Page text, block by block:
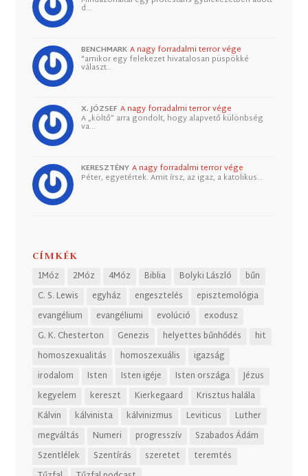
d…
BENCHMARK A nagy forradalmi terror vége
"amikor egy felekezet hivatalosan püspökké
választ…
X. JÓZSEF A nagy forradalmi terror vége
A „költő” arra gondolt, hogy alapvető különbség
va…
KERESZTÉNY A nagy forradalmi terror vége
Péter, egyetértek. Amit írsz, az igaz, a katolikus…
CÍMKÉK
1Móz 2Móz 4Móz Biblia Bolyki László
bűn
C. S. Lewis
egyház engesztelés
episztemológia
evangélium
evangéliumi evolúció
exodusz
G. K. Chesterton
Genezis helyettes bűnhődés
hit
homoszexualitás
homoszexuális
igazság
irodalom
Isten Isten igéje Isten országa
Jézus
kegyelem
kereszt Kierkegaard
Krisztus halála
Kálvin
kálvinista kálvinizmus Leviticus
Luther
megváltás
Numeri progresszív
Szabados Ádám
Szentlélek
Szentírás szeretet
teremtés